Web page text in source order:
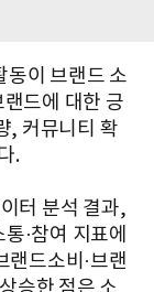
동이 브랜드 소
드에 대한 긍
, 커뮤니티 확
.
터 분석 결과,
·참여 지표에
드소비·브랜